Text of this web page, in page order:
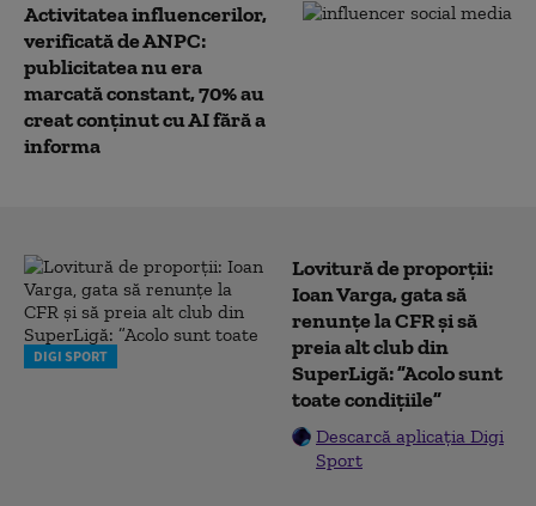
Activitatea influencerilor,
verificată de ANPC:
publicitatea nu era
marcată constant, 70% au
creat conţinut cu AI fără a
informa
DIGI SPORT
Lovitură de proporții:
Ioan Varga, gata să
renunțe la CFR și să
preia alt club din
SuperLigă: ”Acolo sunt
toate condițiile”
Descarcă aplicația Digi
Sport